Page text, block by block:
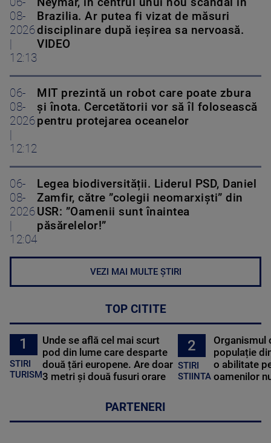
08-
2026
12:13
Brazilia. Ar putea fi vizat de măsuri
disciplinare după ieșirea sa nervoasă.
VIDEO
06-
08-
2026
12:12
MIT prezintă un robot care poate zbura
și înota. Cercetătorii vor să îl folosească
pentru protejarea oceanelor
06-
08-
2026
12:04
Legea biodiversității. Liderul PSD, Daniel
Zamfir, către ”colegii neomarxiști” din
USR: ”Oamenii sunt înaintea
păsărelelor!”
VEZI MAI MULTE ȘTIRI
TOP CITITE
1
STIRI
TURISM
Unde se află cel mai scurt
pod din lume care desparte
două țări europene. Are doar
3 metri și două fusuri orare
2
STIRI
STIINTA
Organismul
populație
o abilitate
oamenilor
PARTENERI